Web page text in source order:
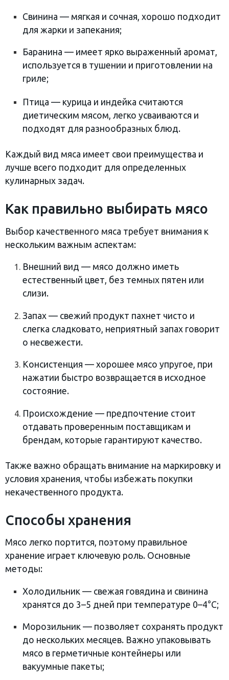
Свинина — мягкая и сочная, хорошо подходит
для жарки и запекания;
Баранина — имеет ярко выраженный аромат,
используется в тушении и приготовлении на
гриле;
Птица — курица и индейка считаются
диетическим мясом, легко усваиваются и
подходят для разнообразных блюд.
Каждый вид мяса имеет свои преимущества и
лучше всего подходит для определенных
кулинарных задач.
Как правильно выбирать мясо
Выбор качественного мяса требует внимания к
нескольким важным аспектам:
Внешний вид — мясо должно иметь
естественный цвет, без темных пятен или
слизи.
Запах — свежий продукт пахнет чисто и
слегка сладковато, неприятный запах говорит
о несвежести.
Консистенция — хорошее мясо упругое, при
нажатии быстро возвращается в исходное
состояние.
Происхождение — предпочтение стоит
отдавать проверенным поставщикам и
брендам, которые гарантируют качество.
Также важно обращать внимание на маркировку и
условия хранения, чтобы избежать покупки
некачественного продукта.
Способы хранения
Мясо легко портится, поэтому правильное
хранение играет ключевую роль. Основные
методы:
Холодильник — свежая говядина и свинина
хранятся до 3–5 дней при температуре 0–4°C;
Морозильник — позволяет сохранять продукт
до нескольких месяцев. Важно упаковывать
мясо в герметичные контейнеры или
вакуумные пакеты;